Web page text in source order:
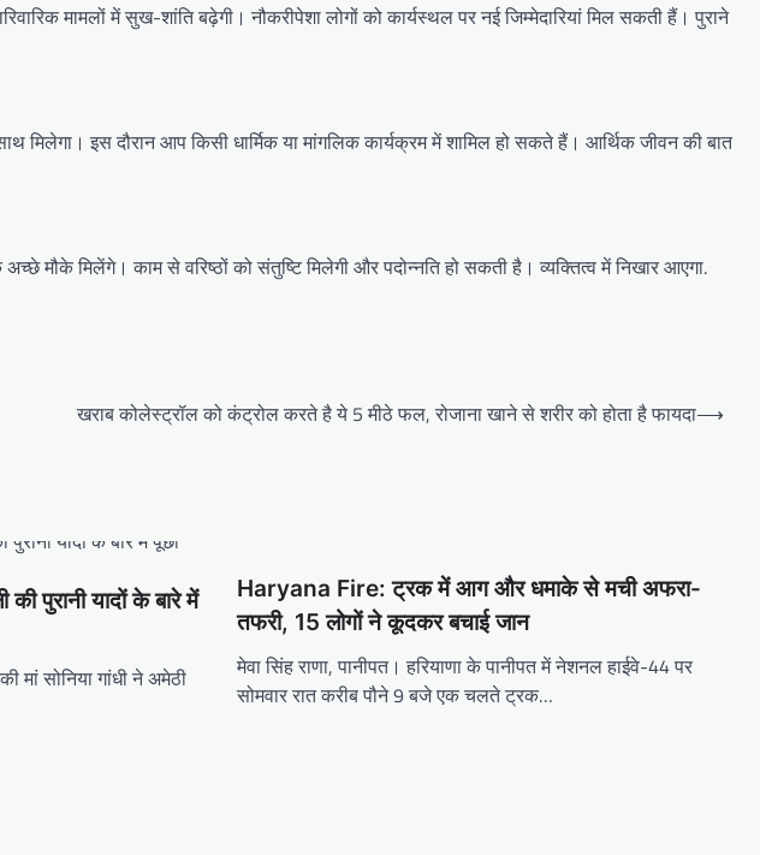
मामलों में सुख-शांति बढ़ेगी। नौकरीपेशा लोगों को कार्यस्थल पर नई जिम्मेदारियां मिल सकती हैं। पुराने
मिलेगा। इस दौरान आप किसी धार्मिक या मांगलिक कार्यक्रम में शामिल हो सकते हैं। आर्थिक जीवन की बात
मौके मिलेंगे। काम से वरिष्ठों को संतुष्टि मिलेगी और पदोन्नति हो सकती है। व्यक्तित्व में निखार आएगा.
खराब कोलेस्ट्रॉल को कंट्रोल करते है ये 5 मीठे फल, रोजाना खाने से शरीर को होता है फायदा⟶
पुरानी यादों के बारे में
मां सोनिया गांधी ने अमेठी
Haryana Fire: ट्रक में आग और धमाके से मची अफरा-
तफरी, 15 लोगों ने कूदकर बचाई जान
मेवा सिंह राणा, पानीपत। हरियाणा के पानीपत में नेशनल हाईवे-44 पर
सोमवार रात करीब पौने 9 बजे एक चलते ट्रक…